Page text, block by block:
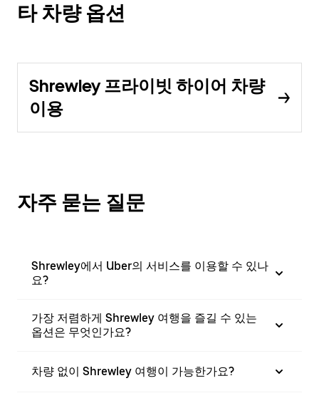
타 차량 옵션
Shrewley 프라이빗 하이어 차량
이용
자주 묻는 질문
Shrewley에서 Uber의 서비스를 이용할 수 있나
요?
가장 저렴하게 Shrewley 여행을 즐길 수 있는
옵션은 무엇인가요?
차량 없이 Shrewley 여행이 가능한가요?